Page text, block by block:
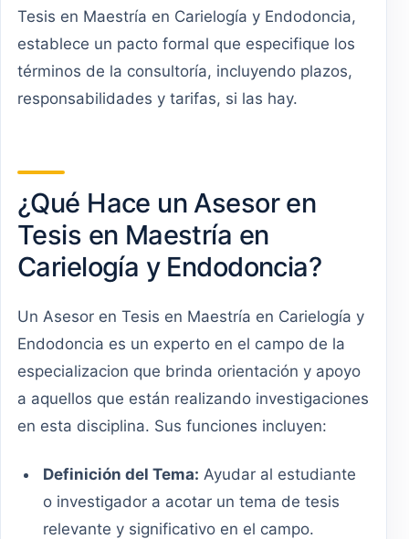
Tesis en Maestría en Carielogía y Endodoncia,
establece un pacto formal que especifique los
términos de la consultoría, incluyendo plazos,
responsabilidades y tarifas, si las hay.
¿Qué Hace un Asesor en
Tesis en Maestría en
Carielogía y Endodoncia?
Un Asesor en Tesis en Maestría en Carielogía y
Endodoncia es un experto en el campo de la
especializacion que brinda orientación y apoyo
a aquellos que están realizando investigaciones
en esta disciplina. Sus funciones incluyen:
Definición del Tema: Ayudar al estudiante
o investigador a acotar un tema de tesis
relevante y significativo en el campo.